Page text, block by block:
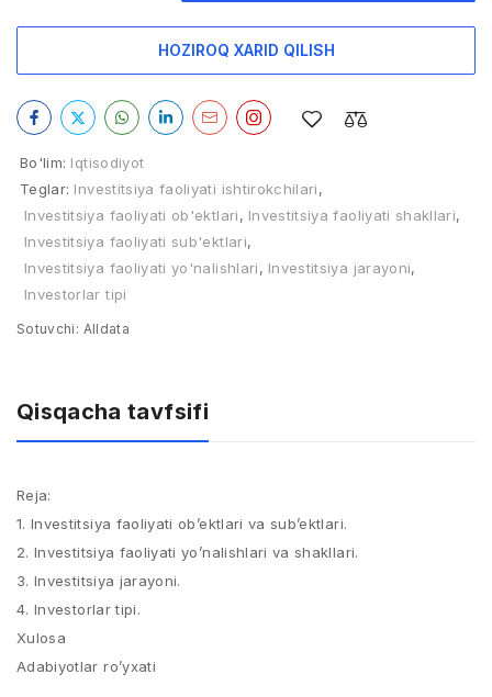
HOZIROQ XARID QILISH
Bo'lim: Iqtisodiyot
Teglar: Investitsiya faoliyati ishtirokchilari,
Investitsiya faoliyati ob'ektlari, Investitsiya faoliyati shakllari,
Investitsiya faoliyati sub'ektlari,
Investitsiya faoliyati yo'nalishlari, Investitsiya jarayoni,
Investorlar tipi
Sotuvchi: Alldata
Qisqacha tavfsifi
Reja:
1. Investitsiya faoliyati ob’ektlari va sub’ektlari.
2. Investitsiya faoliyati yo’nalishlari va shakllari.
3. Investitsiya jarayoni.
4. Investorlar tipi.
Xulosa
Adabiyotlar ro’yxati